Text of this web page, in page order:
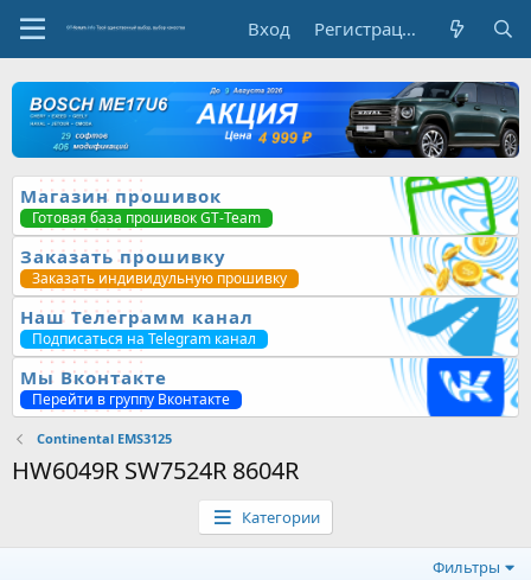
Вход Регистрация
Магазин прошивок
Готовая база прошивок GT-Team
Заказать прошивку
Заказать индивидульную прошивку
Наш Телеграмм канал
Подписаться на Telegram канал
Мы Вконтакте
Перейти в группу Вконтакте
Continental EMS3125
HW6049R SW7524R 8604R
Категории
Фильтры